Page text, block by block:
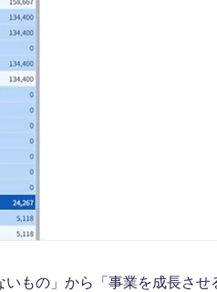
もの」から「事業を成長させ